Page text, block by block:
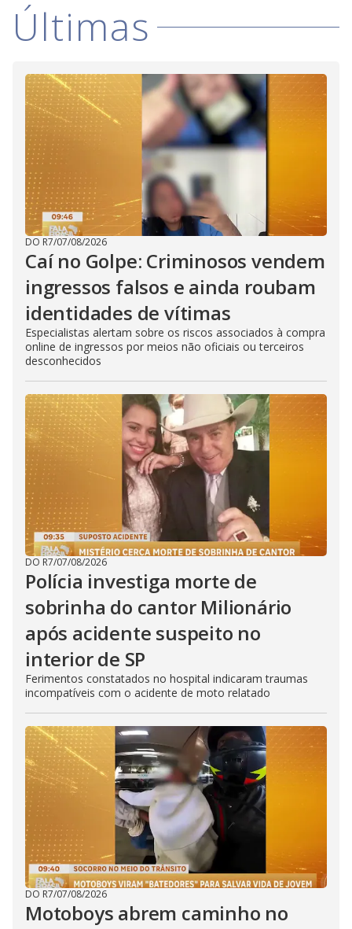
Últimas
DO R7/07/08/2026
Caí no Golpe: Criminosos vendem
ingressos falsos e ainda roubam
identidades de vítimas
Especialistas alertam sobre os riscos associados à compra
online de ingressos por meios não oficiais ou terceiros
desconhecidos
DO R7/07/08/2026
Polícia investiga morte de
sobrinha do cantor Milionário
após acidente suspeito no
interior de SP
Ferimentos constatados no hospital indicaram traumas
incompatíveis com o acidente de moto relatado
DO R7/07/08/2026
Motoboys abrem caminho no